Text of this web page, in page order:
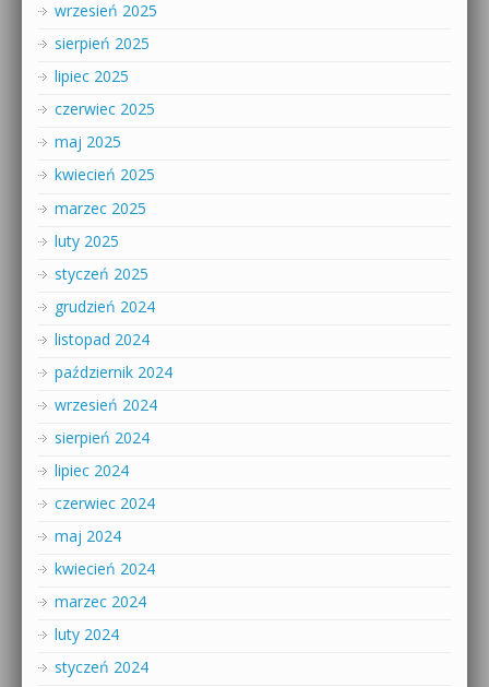
wrzesień 2025
sierpień 2025
lipiec 2025
czerwiec 2025
maj 2025
kwiecień 2025
marzec 2025
luty 2025
styczeń 2025
grudzień 2024
listopad 2024
październik 2024
wrzesień 2024
sierpień 2024
lipiec 2024
czerwiec 2024
maj 2024
kwiecień 2024
marzec 2024
luty 2024
styczeń 2024